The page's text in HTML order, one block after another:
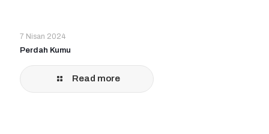
7 Nisan 2024
Perdah Kumu
Read more